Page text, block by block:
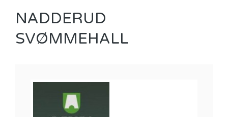
NADDERUD
SVØMMEHALL